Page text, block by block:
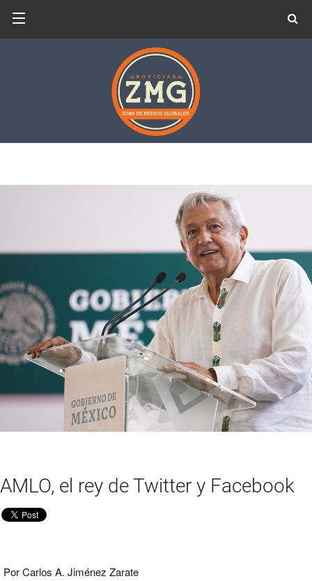
AMLO, el rey de Twitter y Facebook
Por Carlos A. Jiménez Zarate